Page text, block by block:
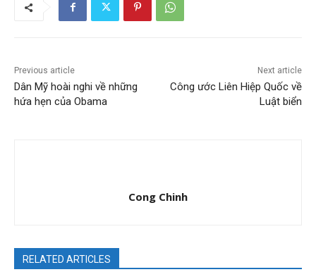
Previous article
Dân Mỹ hoài nghi về những
hứa hẹn của Obama
Next article
Công ước Liên Hiệp Quốc về
Luật biển
Cong Chinh
RELATED ARTICLES